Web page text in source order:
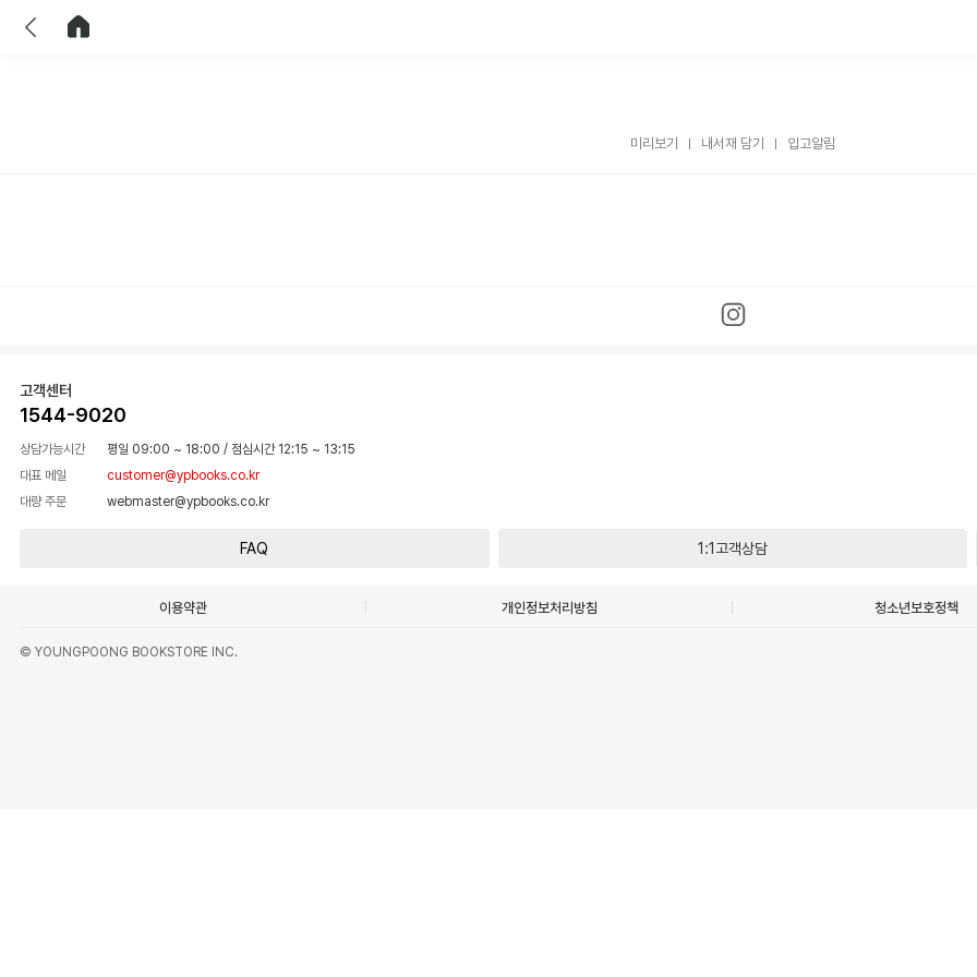
미리보기 내서재 담기 입고알림
고객센터
1544-9020
상담가능시간 평일 09:00 ~ 18:00 / 점심시간 12:15 ~ 13:15
대표 메일
customer@ypbooks.co.kr
대량 주문
webmaster@ypbooks.co.kr
FAQ 1:1고객상담
이용약관 개인정보처리방침 청소년보호정책
© YOUNGPOONG BOOKSTORE INC.